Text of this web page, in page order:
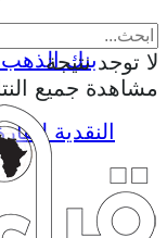
لا توجد نتيجة
مشاهدة جميع